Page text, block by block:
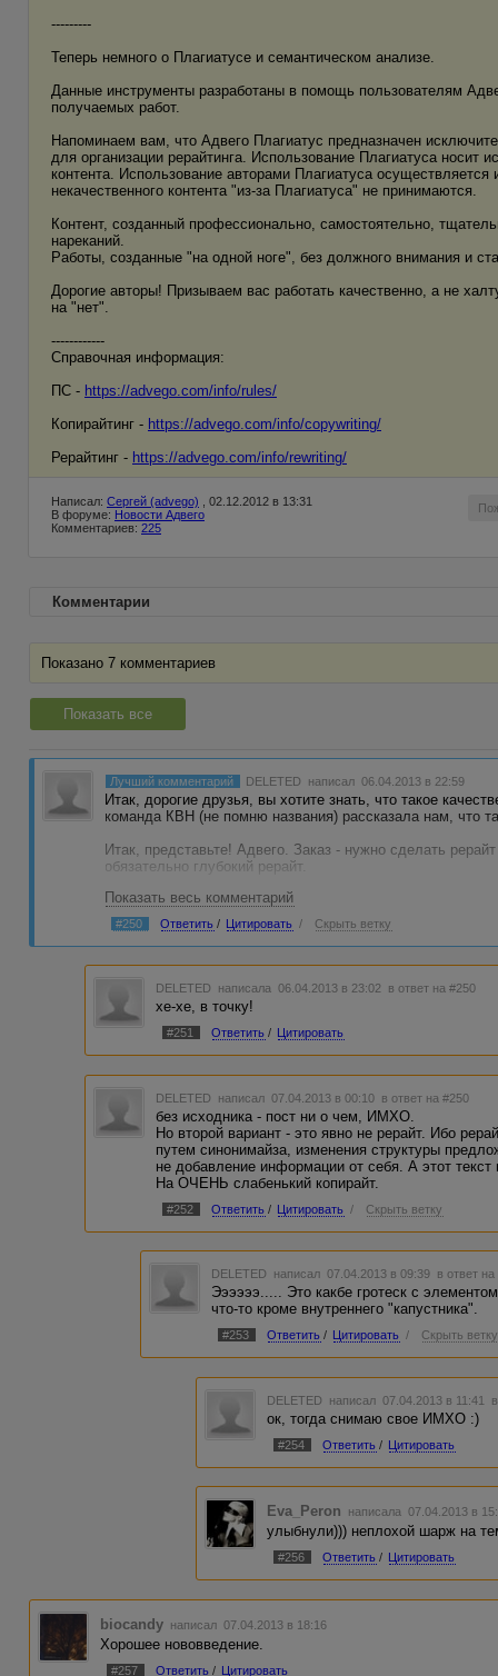
---------
Теперь немного о Плагиатусе и семантическом анализе.
Данные инструменты разработаны в помощь пользователям
получаемых работ.
Напоминаем вам, что Адвего Плагиатус предназначен
для организации рерайтинга. Использование Плагиатуса носит
контента. Использование авторами Плагиатуса
некачественного контента "из-за Плагиатуса" не принимаются.
Контент, созданный профессионально, самостоятельно,
нареканий.
Работы, созданные "на одной ноге", без должного внимания и
Дорогие авторы! Призываем вас работать качественно, а не
на "нет".
------------
Справочная информация:
ПС - https://advego.com/info/rules/
Копирайтинг - https://advego.com/info/copywriting/
Рерайтинг - https://advego.com/info/rewriting/
Написал: Сергей (advego) , 02.12.2012 в 13:31
В форуме: Новости Адвего
Комментариев: 225
Комментарии
Показано 7 комментариев
Показать все
Лучший комментарий DELETED написал 06.04.2013 в 22:59
Итак, дорогие друзья, вы хотите знать, что такое
команда КВН (не помню названия) рассказала нам, что
Итак, представьте! Адвего. Заказ - нужно сделать
обязательно глубокий рерайт.
Прогноз погоды
Сегодня в Бресте, городе, который пережил великие
привлекает туристов со всей России и ближнего
атмосферных осадков.
С районе Золотого кольца, того самого Золотого
Наполеона и немецко-фашистских захватчиков, выпадет
3 градусов выше нуля. Существует две шакалы
На Урале. На Урале, которые помнит великие страницы
который раньше назывался Яик (но императрица
будет град. Температура воздуха составит 5-7 градусов.
Показать весь комментарий
#250 Ответить / Цитировать / Скрыть ветку
DELETED написала 06.04.2013 в 23:02 в ответ на #250
хе-хе, в точку!
#251 Ответить / Цитировать
DELETED написал 07.04.2013 в 00:10 в ответ на #250
без исходника - пост ни о чем, ИМХО.
Но второй вариант - это явно не рерайт. Ибо
путем синонимайза, изменения структуры
не добавление информации от себя. А этот
На ОЧЕНЬ слабенький копирайт.
#252 Ответить / Цитировать / Скрыть ветку
DELETED написал 07.04.2013 в 09:39 в ответ
Ээээээ..... Это какбе гротеск с
что-то кроме внутреннего "капустника".
#253 Ответить / Цитировать / Скрыть ветку
DELETED написал 07.04.2013 в 11:41
ок, тогда снимаю свое ИМХО :)
#254 Ответить / Цитировать
Eva_Peron написала 07.04.2013 в
улыбнули))) неплохой шарж на
#256 Ответить / Цитировать
biocandy написал 07.04.2013 в 18:16
Хорошее нововведение.
#257 Ответить / Цитировать